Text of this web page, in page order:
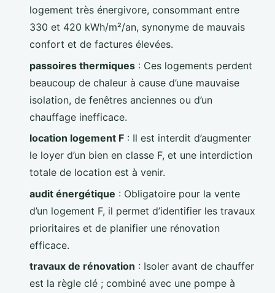
logement très énergivore, consommant entre
330 et 420 kWh/m²/an, synonyme de mauvais
confort et de factures élevées.
passoires thermiques : Ces logements perdent
beaucoup de chaleur à cause d’une mauvaise
isolation, de fenêtres anciennes ou d’un
chauffage inefficace.
location logement F : Il est interdit d’augmenter
le loyer d’un bien en classe F, et une interdiction
totale de location est à venir.
audit énergétique : Obligatoire pour la vente
d’un logement F, il permet d’identifier les travaux
prioritaires et de planifier une rénovation
efficace.
travaux de rénovation : Isoler avant de chauffer
est la règle clé ; combiné avec une pompe à